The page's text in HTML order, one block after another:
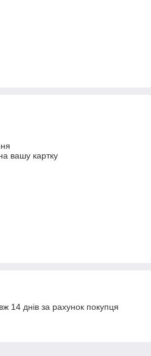
вашу картку
14 днів за рахунок покупця